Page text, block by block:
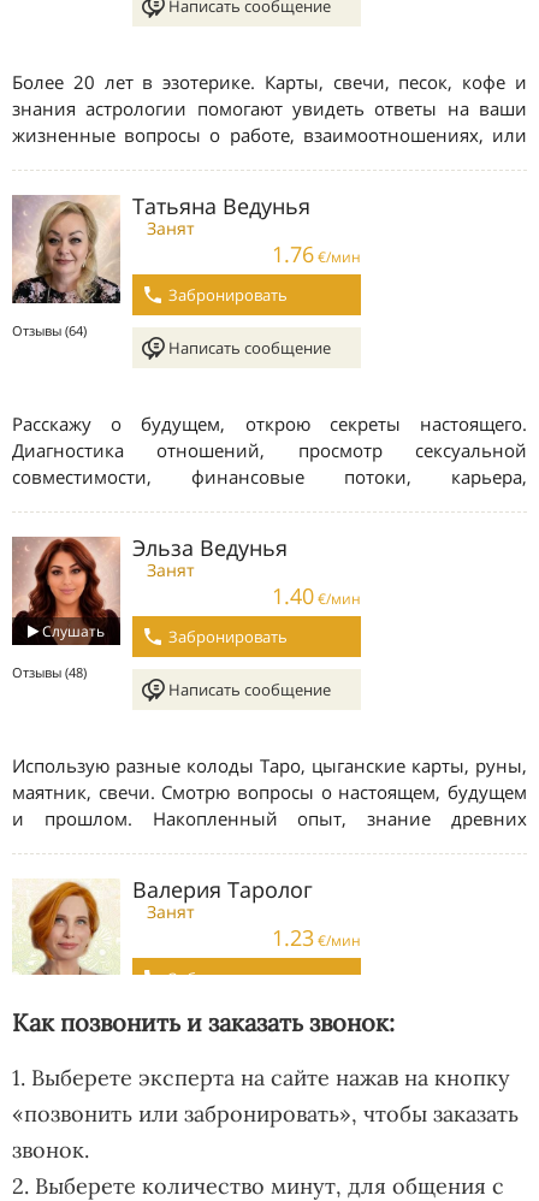
Как позвонить и заказать звонок:
1. Выберете эксперта на сайте нажав на кнопку
«позвонить или забронировать», чтобы заказать
звонок.
2. Выберете количество минут, для общения с